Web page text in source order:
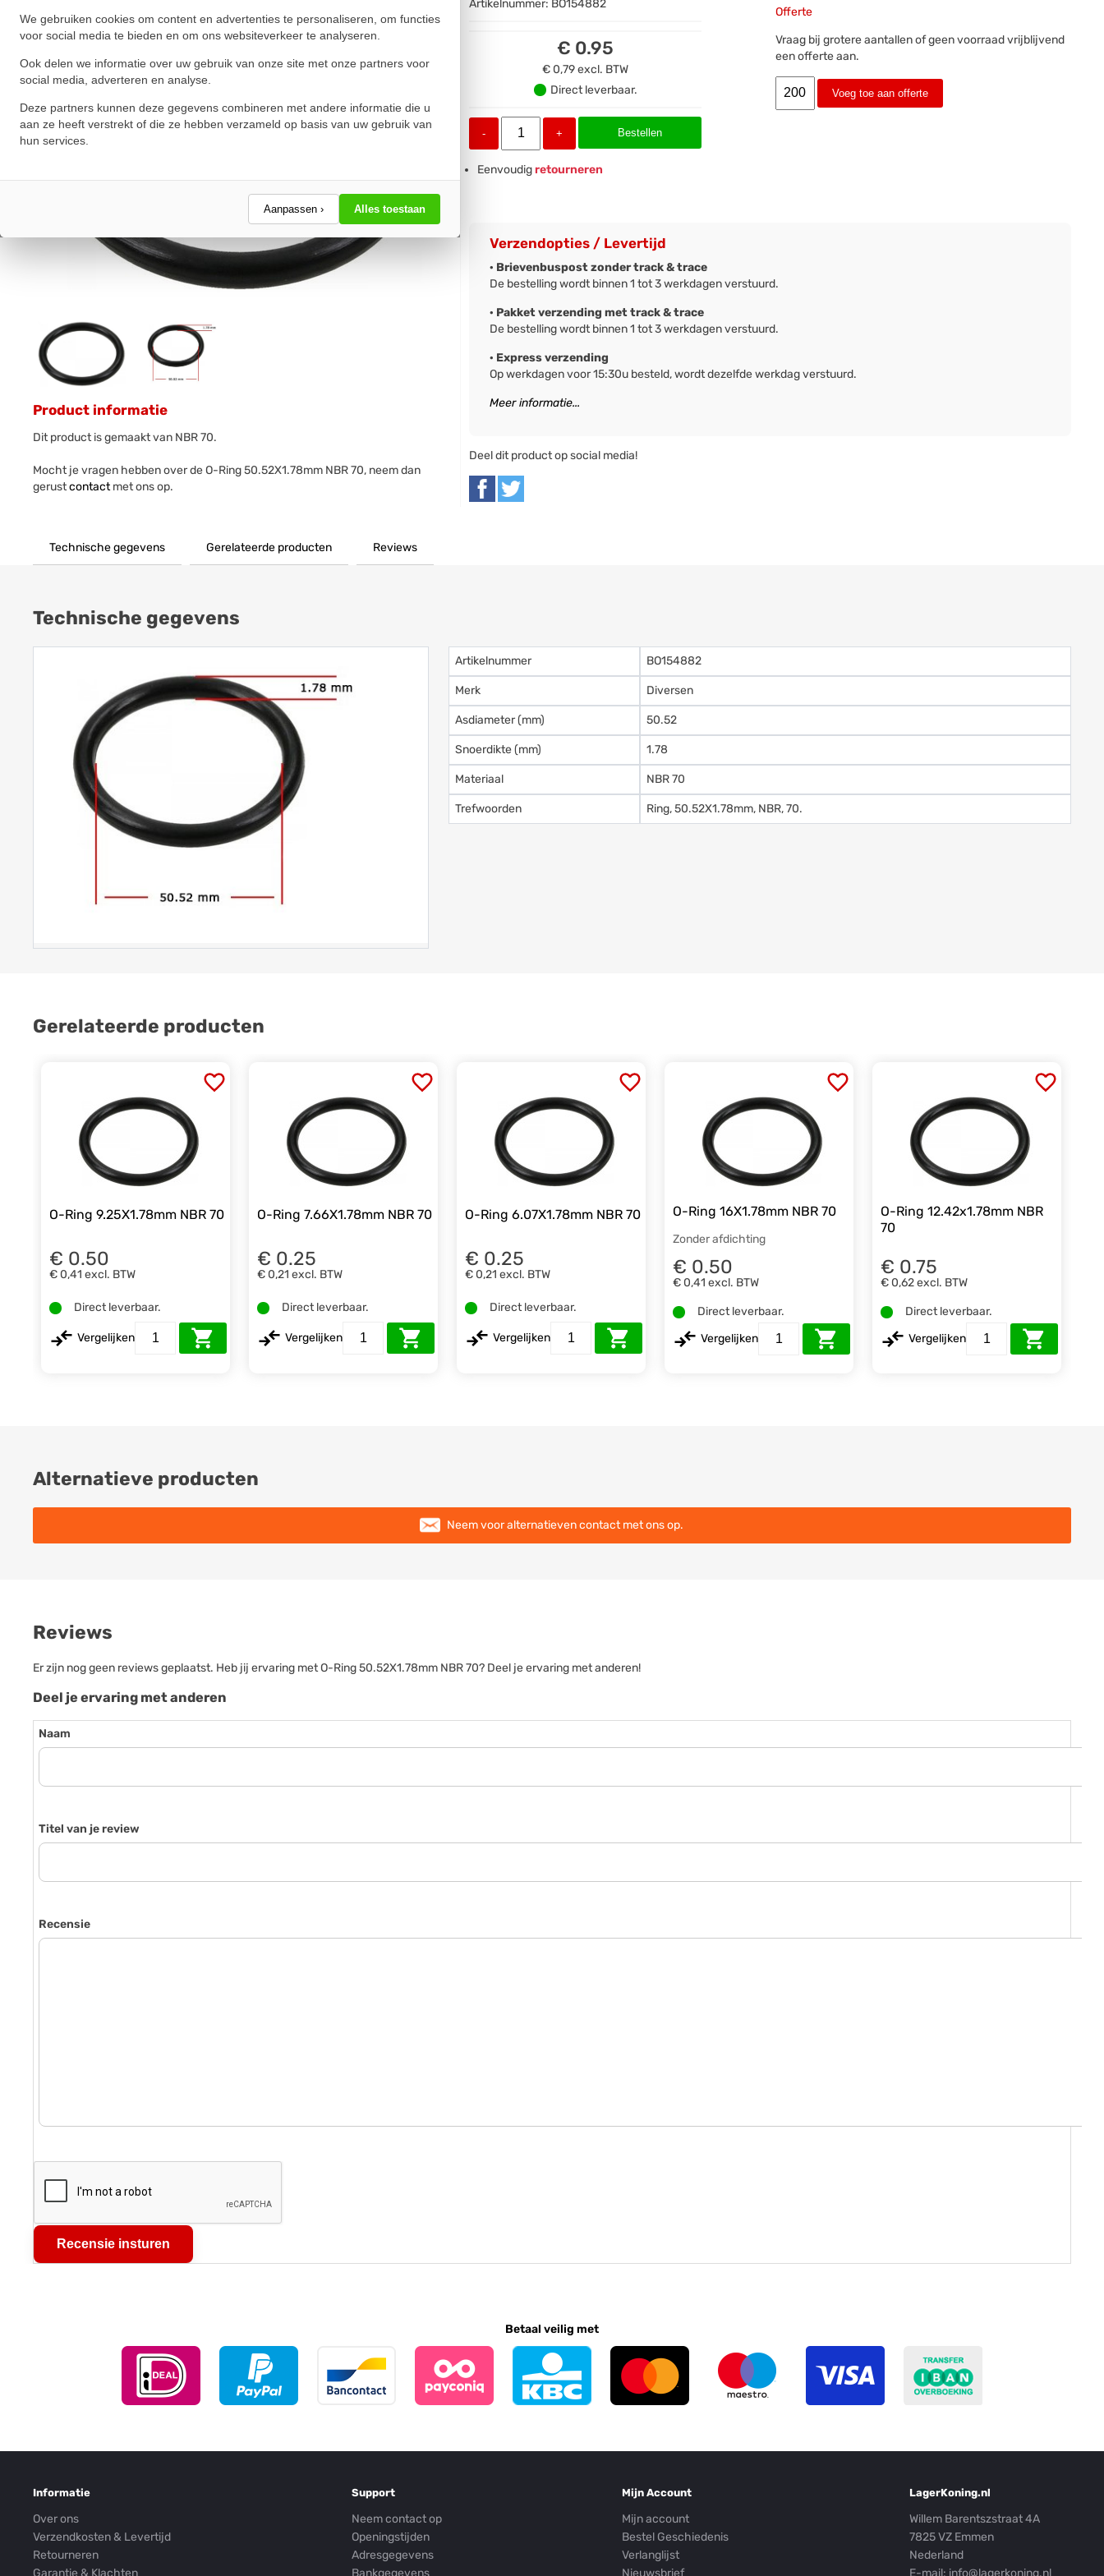
We gebruiken cookies om content en advertenties te personaliseren, om functies
voor social media te bieden en om ons websiteverkeer te analyseren.
Ook delen we informatie over uw gebruik van onze site met onze partners voor
social media, adverteren en analyse.
Deze partners kunnen deze gegevens combineren met andere informatie die u
aan ze heeft verstrekt of die ze hebben verzameld op basis van uw gebruik van
hun services.
Aanpassen › Alles toestaan
Product informatie
Dit product is gemaakt van NBR 70.
Mocht je vragen hebben over de O-Ring 50.52X1.78mm NBR 70, neem dan
gerustcontactmet ons op.
Artikelnummer: BO154882
€ 0.95
€ 0,79excl. BTW
Direct leverbaar.
- + Bestellen
Eenvoudigretourneren
Offerte
Vraag bij grotere aantallen of geen voorraad vrijblijvend
een offerte aan.
Voeg toe aan offerte
Verzendopties / Levertijd
· Brievenbuspost zonder track & trace
De bestelling wordt binnen 1 tot 3 werkdagen verstuurd.
· Pakket verzending met track & trace
De bestelling wordt binnen 1 tot 3 werkdagen verstuurd.
· Express verzending
Op werkdagen voor 15:30u besteld, wordt dezelfde werkdag verstuurd.
Meer informatie...
Deel dit product op social media!
Technische gegevens Gerelateerde producten Reviews
Technische gegevens
Artikelnummer BO154882
Merk Diversen
Asdiameter (mm) 50.52
Snoerdikte (mm) 1.78
Materiaal NBR 70
Trefwoorden Ring, 50.52X1.78mm, NBR, 70.
Gerelateerde producten
O-Ring 9.25X1.78mm NBR 70
€ 0.50
€ 0,41 excl. BTW
Direct leverbaar.
Vergelijken
O-Ring 7.66X1.78mm NBR 70
€ 0.25
€ 0,21 excl. BTW
Direct leverbaar.
Vergelijken
O-Ring 6.07X1.78mm NBR 70
€ 0.25
€ 0,21 excl. BTW
Direct leverbaar.
Vergelijken
O-Ring 16X1.78mm NBR 70
Zonder afdichting
€ 0.50
€ 0,41 excl. BTW
Direct leverbaar.
Vergelijken
O-Ring 12.42x1.78mm NBR
70
€ 0.75
€ 0,62excl. BTW
Direct leverbaar.
Vergelijken
Alternatieve producten
Neem voor alternatieven contact met ons op.
Reviews
Er zijn nog geen reviews geplaatst. Heb jij ervaring met O-Ring 50.52X1.78mm NBR 70? Deel je ervaring met anderen!
Deel je ervaring met anderen
Naam
Titel van je review
Recensie
Recensie insturen
Betaal veilig met
Informatie
Over ons
Verzendkosten & Levertijd
Retourneren
Garantie & Klachten
Support
Neem contact op
Openingstijden
Adresgegevens
Bankgegevens
Mijn Account
Mijn account
Bestel Geschiedenis
Verlanglijst
Nieuwsbrief
LagerKoning.nl
Willem Barentszstraat 4A
7825 VZ Emmen
Nederland
E-mail: info@lagerkoning.nl